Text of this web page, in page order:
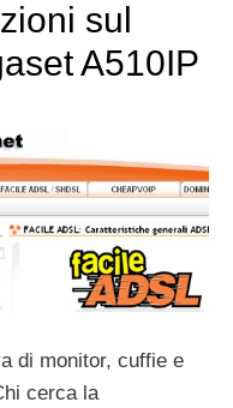
sul
A510IP
di monitor, cuffie e
cerca la